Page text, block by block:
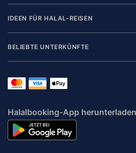
IDEEN FÜR HALAL-REISEN
BELIEBTE UNTERKÜNFTE
Halalbooking-App herunterladen